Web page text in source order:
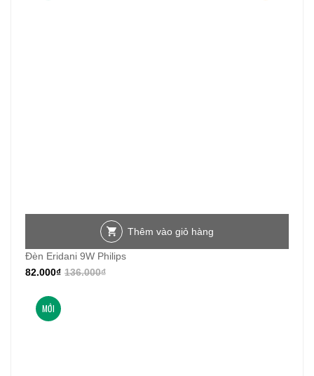
Thêm vào giỏ hàng
Đèn Eridani 9W Philips
136.000₫
82.000₫
MỚI